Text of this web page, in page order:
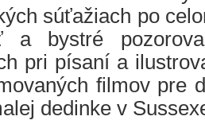
súťažiach po
a bystré
pri písaní a
filmov pre
dedinke v